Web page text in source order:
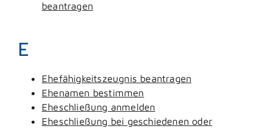
beantragen
E
Ehefähigkeitszeugnis beantragen
Ehenamen bestimmen
Eheschließung anmelden
Eheschließung bei geschiedenen oder